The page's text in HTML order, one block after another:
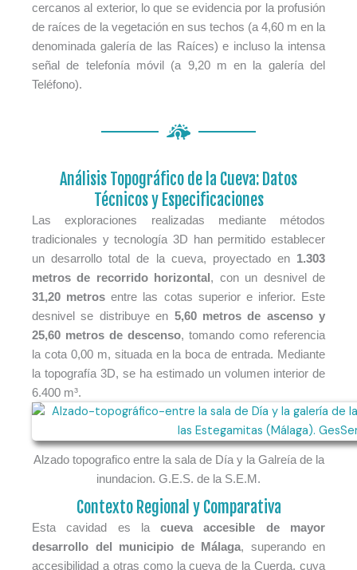
cercanos al exterior, lo que se evidencia por la profusión
de raíces de la vegetación en sus techos (a 4,60 m en la
denominada galería de las Raíces) e incluso la intensa
señal de telefonía móvil (a 9,20 m en la galería del
Teléfono).
Análisis Topográfico de la Cueva: Datos
Técnicos y Especificaciones
Las exploraciones realizadas mediante métodos
tradicionales y tecnología 3D han permitido establecer
un desarrollo total de la cueva, proyectado en 1.303
metros de recorrido horizontal , con un desnivel de
31,20 metros entre las cotas superior e inferior. Este
desnivel se distribuye en 5,60 metros de ascenso y
25,60 metros de descenso, tomando como referencia
la cota 0,00 m, situada en la boca de entrada. Mediante
la topografía 3D, se ha estimado un volumen interior de
6.400 m³.
Alzado topografico entre la sala de Día y la Galreía de la
inundacion. G.E.S. de la S.E.M.
Contexto Regional y Comparativa
Esta cavidad es lacueva accesible de mayor
desarrollo del municipio de Málaga, superando en
accesibilidad a otras como la cueva de la Cuerda, cuya